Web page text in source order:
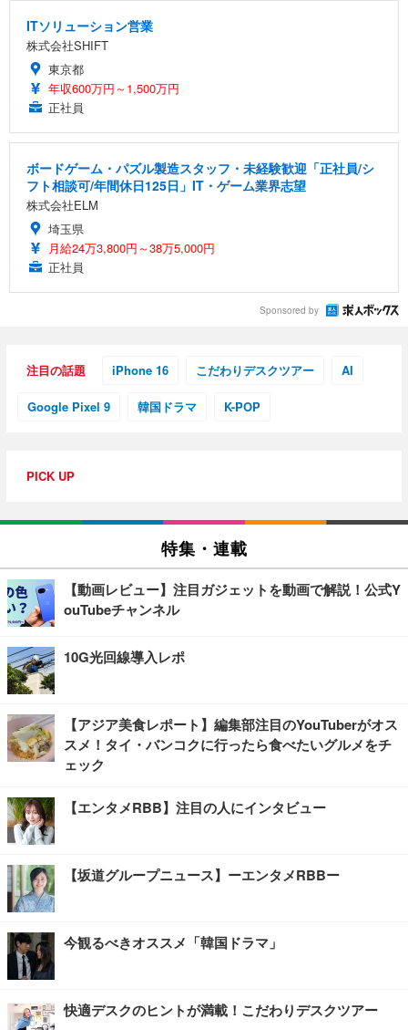
ITソリューション営業
株式会社SHIFT
東京都
年収600万円～1,500万円
正社員
ボードゲーム・パズル製造スタッフ・未経験歓迎「正社員/シ
フト相談可/年間休日125日」IT・ゲーム業界志望
株式会社ELM
埼玉県
月給24万3,800円～38万5,000円
正社員
Sponsored by
注目の話題 iPhone 16 こだわりデスクツアー AI
Google Pixel 9 韓国ドラマ K-POP
PICK UP
特集・連載
【動画レビュー】注目ガジェットを動画で解説！公式Y
ouTubeチャンネル
10G光回線導入レポ
【アジア美食レポート】編集部注目のYouTuberがオス
スメ！タイ・バンコクに行ったら食べたいグルメをチ
ェック
【エンタメRBB】注目の人にインタビュー
【坂道グループニュース】ーエンタメRBBー
今観るべきオススメ「韓国ドラマ」
快適デスクのヒントが満載！こだわりデスクツアー